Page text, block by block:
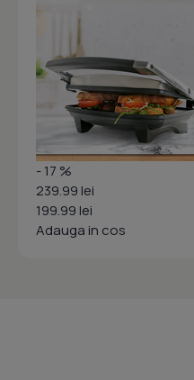
- 17 %
239.99 lei
199.99 lei
Adauga in cos